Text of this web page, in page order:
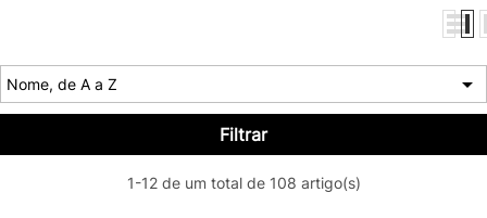
Nome, de A a Z 
Filtrar
1-12 de um total de 108 artigo(s)